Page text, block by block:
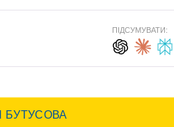
ПІДСУМУВАТИ: